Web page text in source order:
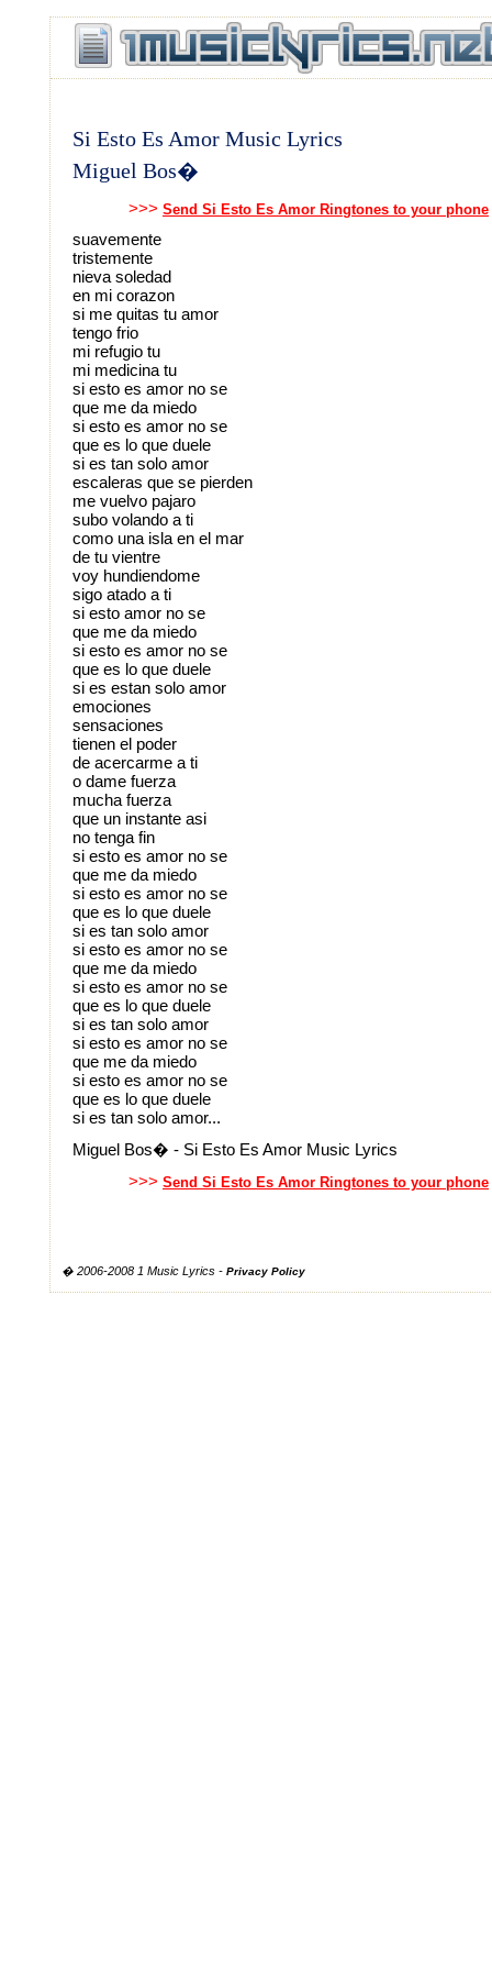
Si Esto Es Amor Music Lyrics
Miguel Bos�
>>> Send Si Esto Es Amor Ringtones to your phone
suavemente
tristemente
nieva soledad
en mi corazon
si me quitas tu amor
tengo frio
mi refugio tu
mi medicina tu
si esto es amor no se
que me da miedo
si esto es amor no se
que es lo que duele
si es tan solo amor
escaleras que se pierden
me vuelvo pajaro
subo volando a ti
como una isla en el mar
de tu vientre
voy hundiendome
sigo atado a ti
si esto amor no se
que me da miedo
si esto es amor no se
que es lo que duele
si es estan solo amor
emociones
sensaciones
tienen el poder
de acercarme a ti
o dame fuerza
mucha fuerza
que un instante asi
no tenga fin
si esto es amor no se
que me da miedo
si esto es amor no se
que es lo que duele
si es tan solo amor
si esto es amor no se
que me da miedo
si esto es amor no se
que es lo que duele
si es tan solo amor
si esto es amor no se
que me da miedo
si esto es amor no se
que es lo que duele
si es tan solo amor...
Miguel Bos� - Si Esto Es Amor Music Lyrics
>>> Send Si Esto Es Amor Ringtones to your phone
� 2006-2008 1 Music Lyrics - Privacy Policy